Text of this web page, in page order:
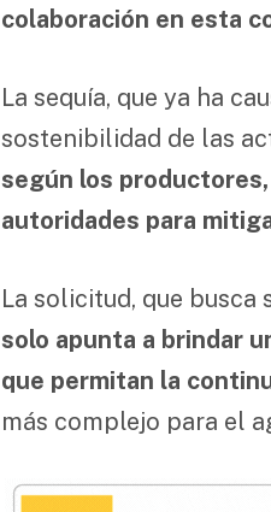
colaboración en esta
La sequía, que ya ha
sostenibilidad de las
según los
autoridades para
La solicitud, que busca
solo apunta a brindar
que permitan la
más complejo para el